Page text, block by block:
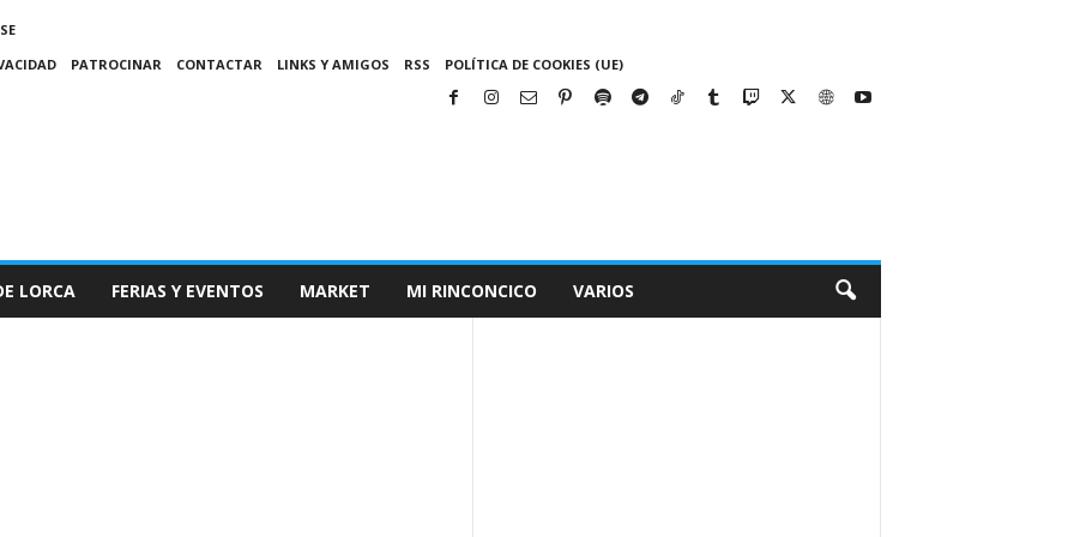
PATROCINAR CONTACTAR LINKS Y AMIGOS RSS POLÍTICA DE COOKIES (UE)
LORCA FERIAS Y EVENTOS MARKET MI RINCONCICO VARIOS